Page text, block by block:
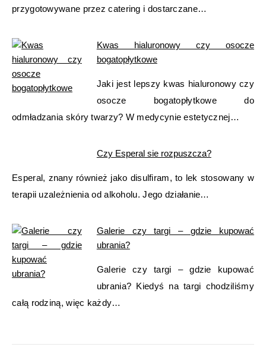
przygotowywane przez catering i dostarczane…
Kwas hialuronowy czy osocze
bogatopłytkowe
Jaki jest lepszy kwas hialuronowy czy
osocze bogatopłytkowe do
odmładzania skóry twarzy? W medycynie estetycznej…
Czy Esperal sie rozpuszcza?
Esperal, znany również jako disulfiram, to lek stosowany w
terapii uzależnienia od alkoholu. Jego działanie…
Galerie czy targi – gdzie kupować
ubrania?
Galerie czy targi – gdzie kupować
ubrania? Kiedyś na targi chodziliśmy
całą rodziną, więc każdy…